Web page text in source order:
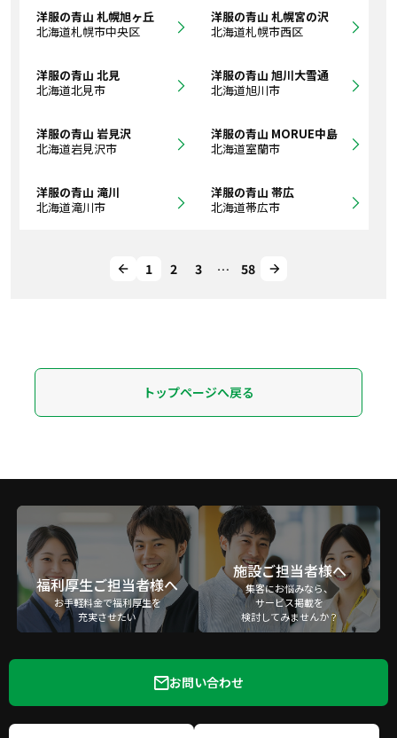
洋服の青山 札幌旭ヶ丘
北海道札幌市中央区
洋服の青山 札幌宮の沢
北海道札幌市西区
洋服の青山 北見
北海道北見市
洋服の青山 旭川大雪通
北海道旭川市
洋服の青山 岩見沢
北海道岩見沢市
洋服の青山 MORUE中島
北海道室蘭市
洋服の青山 滝川
北海道滝川市
洋服の青山 帯広
北海道帯広市
1 2 3 … 58
トップページへ戻る
福利厚生ご担当者様へ
お手軽料金で福利厚生を
充実させたい
施設ご担当者様へ
集客にお悩みなら、
サービス掲載を
検討してみませんか？
お問い合わせ